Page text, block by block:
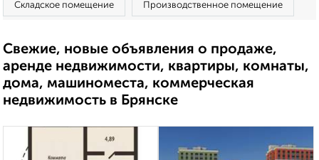
Складское помещение Производственное помещение
Свежие, новые объявления о продаже,
аренде недвижимости, квартиры, комнаты,
дома, машиноместа, коммерческая
недвижимость в Брянске